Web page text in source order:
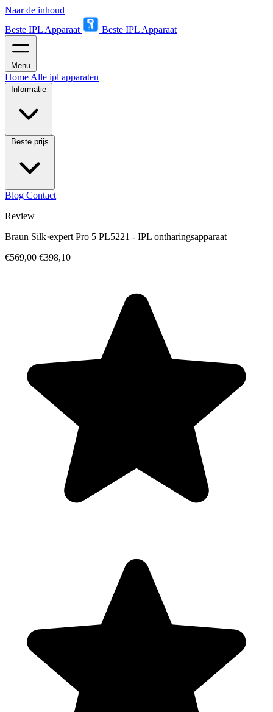
Naar de inhoud
Beste IPL Apparaat
Beste IPL Apparaat
Menu
Home Alle ipl apparaten
Informatie
Beste prijs
Blog Contact
Review
Braun Silk·expert Pro 5 PL5221 - IPL ontharingsapparaat
€569,00 €398,10